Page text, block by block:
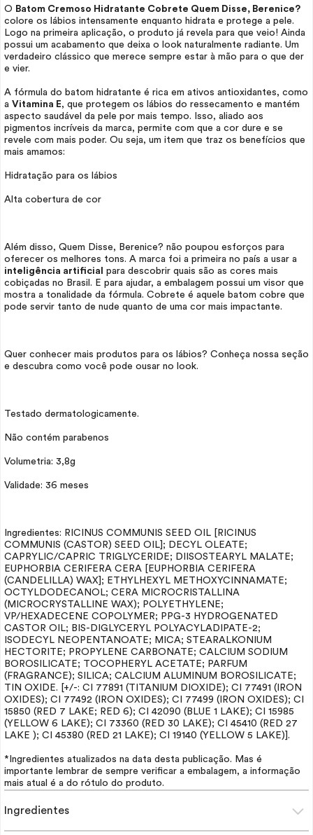
O Batom Cremoso Hidratante Cobrete Quem Disse, Berenice?
colore os lábios intensamente enquanto hidrata e protege a pele.
Logo na primeira aplicação, o produto já revela para que veio! Ainda
possui um acabamento que deixa o look naturalmente radiante. Um
verdadeiro clássico que merece sempre estar à mão para o que der
e vier.
A fórmula do batom hidratante é rica em ativos antioxidantes, como
a Vitamina E, que protegem os lábios do ressecamento e mantém
aspecto saudável da pele por mais tempo. Isso, aliado aos
pigmentos incríveis da marca, permite com que a cor dure e se
revele com mais poder. Ou seja, um item que traz os benefícios que
mais amamos:
Hidratação para os lábios
Alta cobertura de cor
Além disso, Quem Disse, Berenice? não poupou esforços para
oferecer os melhores tons. A marca foi a primeira no país a usar a
inteligência artificial
para descobrir quais são as cores mais
cobiçadas no Brasil. E para ajudar, a embalagem possui um visor que
mostra a tonalidade da fórmula. Cobrete é aquele batom cobre que
pode servir tanto de nude quanto de uma cor mais impactante.
Quer conhecer mais produtos para os lábios? Conheça nossa seção
e descubra como você pode ousar no look.
Testado dermatologicamente.
Não contém parabenos
Volumetria: 3,8g
Validade: 36 meses
Ingredientes: RICINUS COMMUNIS SEED OIL [RICINUS
COMMUNIS (CASTOR) SEED OIL ]; DECYL OLEATE;
CAPRYLIC/CAPRIC TRIGLYCERIDE; DIISOSTEARYL MALATE;
EUPHORBIA CERIFERA CERA [EUPHORBIA CERIFERA
(CANDELILLA) WAX]; ETHYLHEXYL METHOXYCINNAMATE;
OCTYLDODECANOL; CERA MICROCRISTALLINA
(MICROCRYSTALLINE WAX); POLYETHYLENE;
VP/HEXADECENE COPOLYMER; PPG-3 HYDROGENATED
CASTOR OIL; BIS-DIGLYCERYL POLYACYLADIPATE-2;
ISODECYL NEOPENTANOATE; MICA; STEARALKONIUM
HECTORITE; PROPYLENE CARBONATE; CALCIUM SODIUM
BOROSILICATE; TOCOPHERYL ACETATE; PARFUM
(FRAGRANCE); SILICA; CALCIUM ALUMINUM BOROSILICATE;
TIN OXIDE. [+/-: CI 77891 (TITANIUM DIOXIDE); CI 77491 (IRON
OXIDES); CI 77492 (IRON OXIDES); CI 77499 (IRON OXIDES); CI
15850 (RED 7 LAKE; RED 6); CI 42090 (BLUE 1 LAKE); CI 15985
(YELLOW 6 LAKE); CI 73360 (RED 30 LAKE); CI 45410 (RED 27
LAKE ); CI 45380 (RED 21 LAKE); CI 19140 (YELLOW 5 LAKE)].
*Ingredientes atualizados na data desta publicação. Mas é
importante lembrar de sempre verificar a embalagem, a informação
mais atual é a do rótulo do produto.
Ingredientes